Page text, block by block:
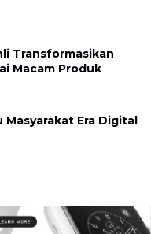
Transformasikan
Macam Produk
Masyarakat Era Digital